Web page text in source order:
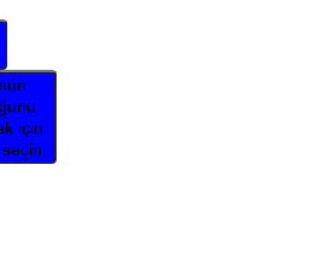
için
seçin